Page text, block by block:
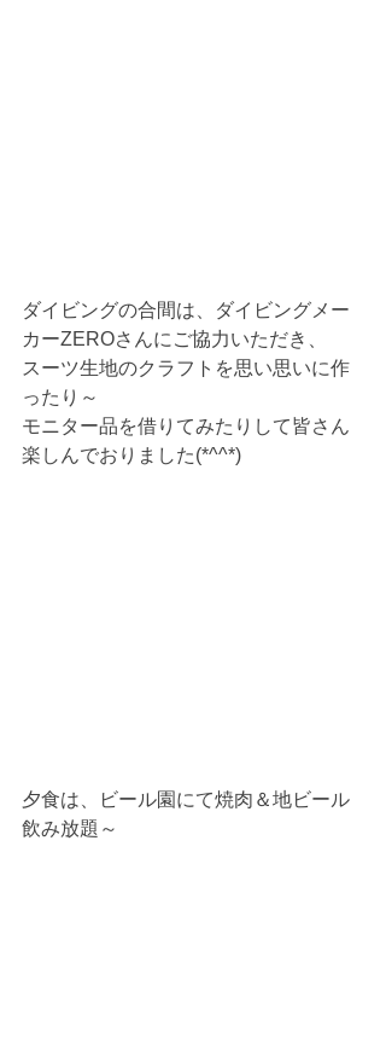
ダイビングの合間は、ダイビングメー
カーZEROさんにご協力いただき、
スーツ生地のクラフトを思い思いに作
ったり～
モニター品を借りてみたりして皆さん
楽しんでおりました(*^^*)
夕食は、ビール園にて焼肉＆地ビール
飲み放題～